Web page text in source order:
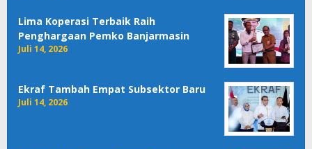
Lima Koperasi Terbaik Raih
Penghargaan Pemko Banjarmasin
Juli 14, 2026
Ekraf Tambah Empat Subsektor Baru
Juli 14, 2026